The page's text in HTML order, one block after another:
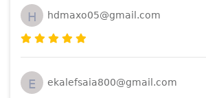
H hdmaxo05@gmail.com
E ekalefsaia800@gmail.com